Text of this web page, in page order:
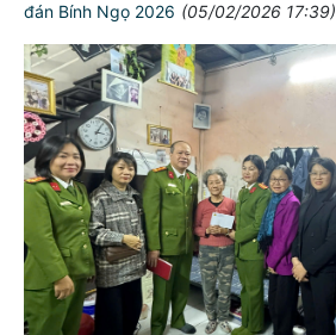
đán Bính Ngọ 2026 (05/02/2026 17:39)